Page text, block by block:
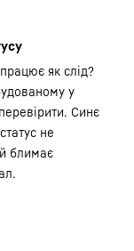
як слід?
у
Синє
не
й блимає